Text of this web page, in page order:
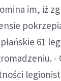
im, iż
61
-